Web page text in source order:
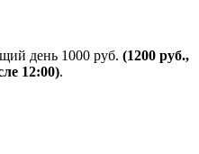
день 1000 руб. (1200 руб.,
12:00).